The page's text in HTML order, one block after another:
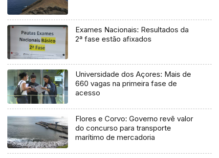
Exames Nacionais: Resultados da
2ª fase estão afixados
Universidade dos Açores: Mais de
660 vagas na primeira fase de
acesso
Flores e Corvo: Governo revê valor
do concurso para transporte
marítimo de mercadoria